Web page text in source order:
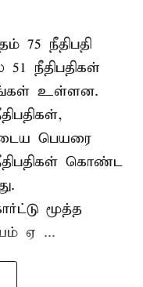
75 நீதிபதி
நீதிபதிகள்
உள்ளன.
பெயரை
கொண்ட
மூத்த
ஏ ...